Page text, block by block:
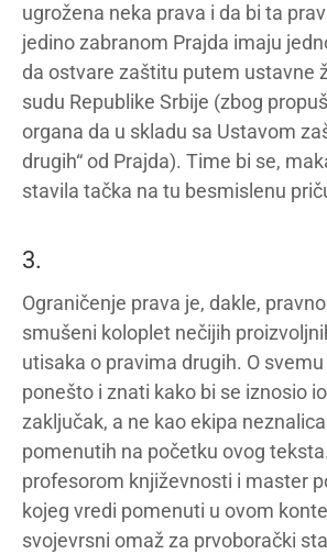
ugrožena neka prava i da bi ta
jedino zabranom Prajda imaju
da ostvare zaštitu putem ustavne
sudu Republike Srbije (zbog
organa da u skladu sa Ustavom
drugih“ od Prajda). Time bi se,
stavila tačka na tu besmislenu
3.
Ograničenje prava je, dakle,
smušeni koloplet nečijih
utisaka o pravima drugih. O
ponešto i znati kako bi se iznosio
zaključak, a ne kao ekipa
pomenutih na početku ovog
profesorom književnosti i master
kojeg vredi pomenuti u ovom
svojevrsni omaž za prvoborački